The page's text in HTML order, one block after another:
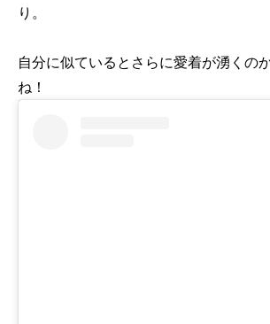
り。
自分に似ているとさらに愛着が湧くの
ね！